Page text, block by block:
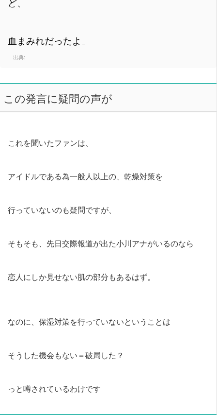
ど、
血まみれだったよ」
出典:
この発言に疑問の声が
これを聞いたファンは、
アイドルである為一般人以上の、乾燥対策を
行っていないのも疑問ですが、
そもそも、先日交際報道が出た小川アナがいるのなら
恋人にしか見せない肌の部分もあるはず。
なのに、保湿対策を行っていないということは
そうした機会もない＝破局した？
っと噂されているわけです